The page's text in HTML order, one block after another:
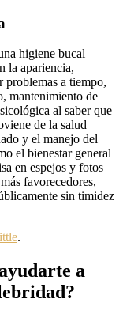
higiene bucal
la apariencia,
problemas a tiempo,
mantenimiento de
al saber que
de la salud
y el manejo del
el bienestar general
en espejos y fotos
favorecedores,
sin timidez
.
a